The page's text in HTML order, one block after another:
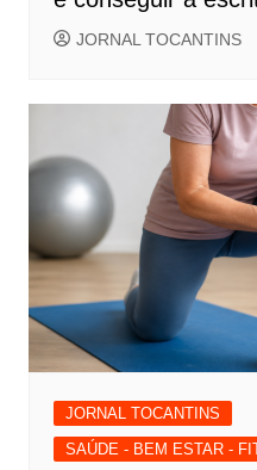
JORNAL TOCANTINS
JORNAL TOCANTINS
SAÚDE - BEM ESTAR -